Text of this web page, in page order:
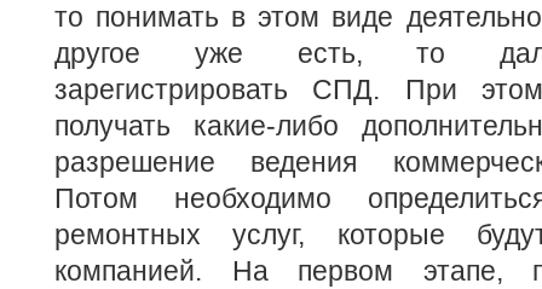
то понимать в этом виде
другое уже есть, то
зарегистрировать СПД. При
получать какие-либо
разрешение ведения
Потом необходимо
ремонтных услуг, которые
компанией. На первом этапе,